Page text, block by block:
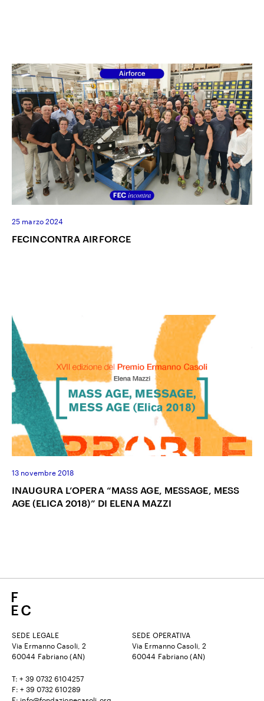
25 marzo 2024
FECINCONTRA AIRFORCE
13 novembre 2018
INAUGURA L’OPERA “MASS AGE, MESSAGE, MESS
AGE (ELICA 2018)” DI ELENA MAZZI
SEDE LEGALE
Via Ermanno Casoli, 2
60044 Fabriano (AN)
SEDE OPERATIVA
Via Ermanno Casoli, 2
60044 Fabriano (AN)
T: + 39 0732 6104257
F: + 39 0732 610289